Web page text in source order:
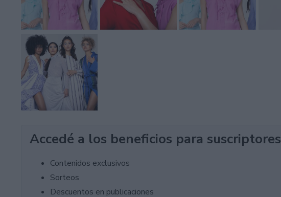
Accedé a los beneficios para suscriptores
Contenidos exclusivos
Sorteos
Descuentos en publicaciones